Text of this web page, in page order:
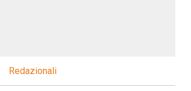
Redazionali